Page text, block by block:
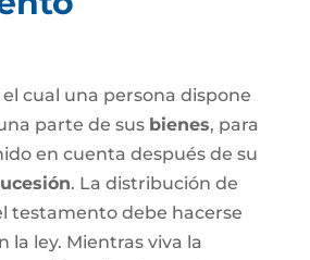
cual una persona dispone
parte de sus bienes, para
en cuenta después de su
. La distribución de
testamento debe hacerse
la ley. Mientras viva la